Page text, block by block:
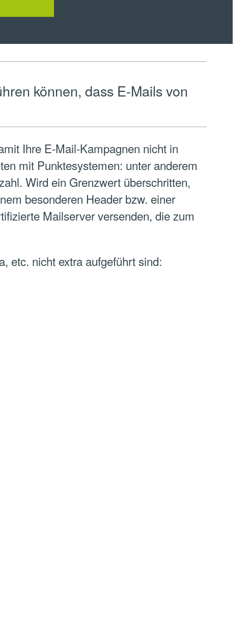
können, dass E-Mails von
Ihre E-Mail-Kampagnen nicht in
mit Punktesystemen: unter anderem
Wird ein Grenzwert überschritten,
besonderen Header bzw. einer
Mailserver versenden, die zum
etc. nicht extra aufgeführt sind: